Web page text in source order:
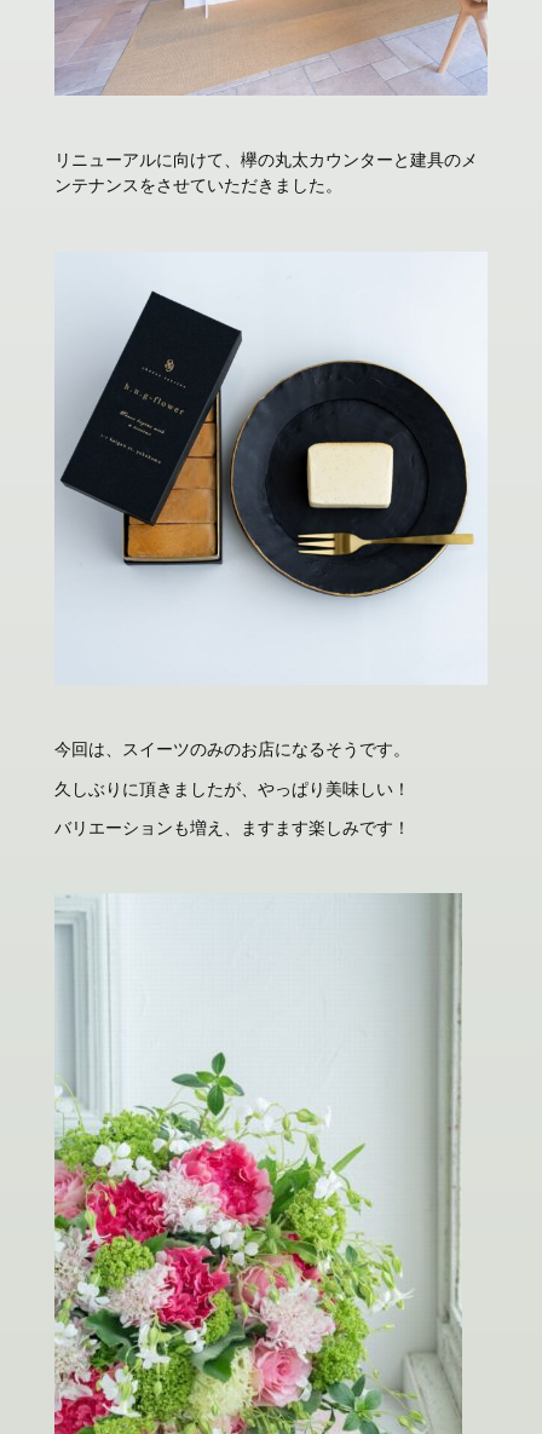
リニューアルに向けて、欅の丸太カウンターと建具のメ
ンテナンスをさせていただきました。
今回は、スイーツのみのお店になるそうです。
久しぶりに頂きましたが、やっぱり美味しい！
バリエーションも増え、ますます楽しみです！